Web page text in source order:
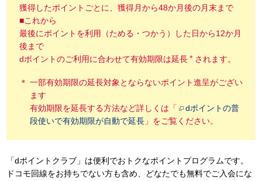
獲得したポイントごとに、獲得月から48か月後の月末まで
■これから
最後にポイントを利用（ためる・つかう）した日から12か月
後まで
dポイントのご利用に合わせて有効期限は延長 ＊ されます。
一部有効期限の延長対象とならないポイント進呈がござい
ます
有効期限を延長する方法など詳しくは「
dポイントの普
段使いで有効期限が自動で延長」をご覧ください。
「dポイントクラブ」は便利でおトクなポイントプログラムです。
ドコモ回線をお持ちでない方も含め、どなたでも無料でご入会にな